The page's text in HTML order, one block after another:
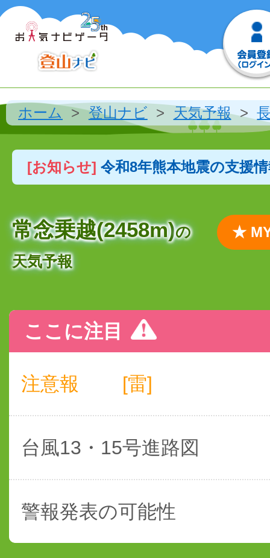
ホーム 登山ナビ 天気予報
[お知らせ] 令和8年熊本地震の支援
常念乗越(2458m)の
天気予報
★
ここに注目
注意報 [雷]
台風13・15号進路図
警報発表の可能性